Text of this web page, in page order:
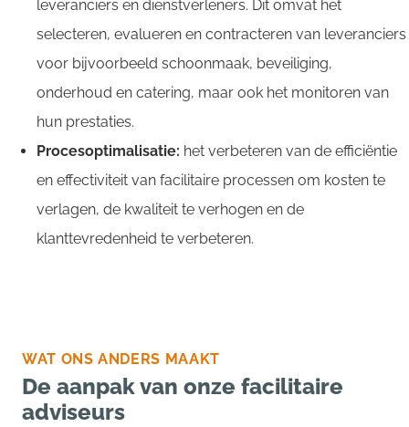
leveranciers en dienstverleners. Dit omvat het
selecteren, evalueren en contracteren van leveranciers
voor bijvoorbeeld schoonmaak, beveiliging,
onderhoud en catering, maar ook het monitoren van
hun prestaties.
Procesoptimalisatie: het verbeteren van de efficiëntie
en effectiviteit van facilitaire processen om kosten te
verlagen, de kwaliteit te verhogen en de
klanttevredenheid te verbeteren.
WAT ONS ANDERS MAAKT
De aanpak van onze facilitaire
adviseurs